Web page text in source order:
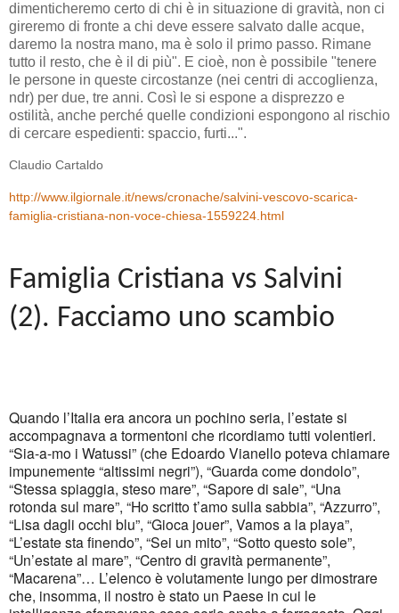
dimenticheremo certo di chi è in situazione di gravità, non ci
gireremo di fronte a chi deve essere salvato dalle acque,
daremo la nostra mano, ma è solo il primo passo. Rimane
tutto il resto, che è il di più". E cioè, non è possibile "tenere
le persone in queste circostanze (nei centri di accoglienza,
ndr) per due, tre anni. Così le si espone a disprezzo e
ostilità, anche perché quelle condizioni espongono al rischio
di cercare espedienti: spaccio, furti...".
Claudio Cartaldo
http://www.ilgiornale.it/news/cronache/salvini-vescovo-scarica-
famiglia-cristiana-non-voce-chiesa-1559224.html
Famiglia Cristiana vs Salvini
(2). Facciamo uno scambio
Quando l’Italia era ancora un pochino seria, l’estate si
accompagnava a tormentoni che ricordiamo tutti volentieri.
“Sia-a-mo i Watussi” (che Edoardo Vianello poteva chiamare
impunemente “altissimi negri”), “Guarda come dondolo”,
“Stessa spiaggia, steso mare”, “Sapore di sale”, “Una
rotonda sul mare”, “Ho scritto t’amo sulla sabbia”, “Azzurro”,
“Lisa dagli occhi blu”, “Gioca jouer”, Vamos a la playa”,
“L’estate sta finendo”, “Sei un mito”, “Sotto questo sole”,
“Un’estate al mare”, “Centro di gravità permanente”,
“Macarena”… L’elenco è volutamente lungo per dimostrare
che, insomma, il nostro è stato un Paese in cui le